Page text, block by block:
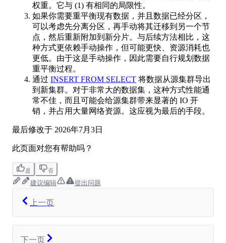
权重。它与 (1) 有相同的局限性。
如果你需要重平衡现有数据，并且数据已经分区，
可以考虑先分离分区，再手动将其迁移到另一个节
点，然后重新附加到新分片。与后续方法相比，这
种方式更依赖手动操作，但可能更快、资源消耗也
更低。由于这是手动操作，因此需要自行规划数据
重平衡过程。
通过 INSERT FROM SELECT 将数据从源集群导出
到新集群。对于非常大的数据集，这种方式性能通
常不佳，而且可能会给源集群带来显著的 IO 开
销，并占用大量网络资源。这应视为最后的手段。
最后修改于 2026年7月3日
此页面对您有帮助吗？
是 否
建议编辑 提出问题
上一页
下一页